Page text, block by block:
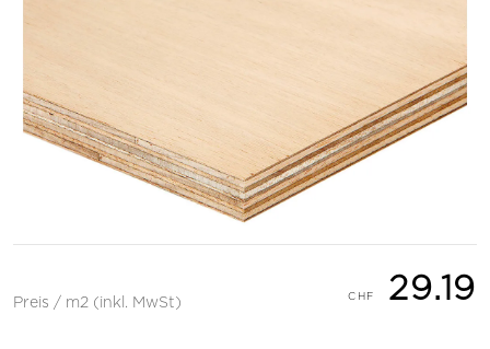
Preis / m2 (inkl. MwSt) 29.19